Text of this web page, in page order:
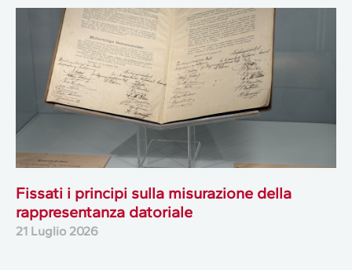
Fissati i principi sulla misurazione della
rappresentanza datoriale
21 Luglio 2026